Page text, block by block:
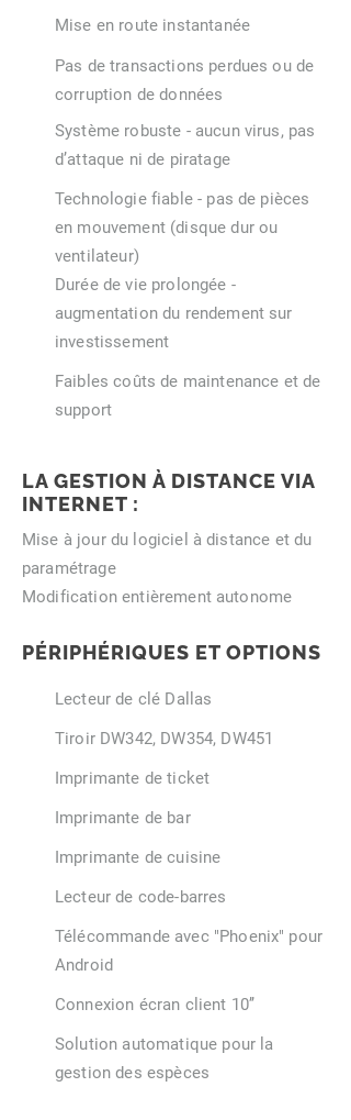
Mise en route instantanée
Pas de transactions perdues ou de
corruption de données
Système robuste - aucun virus, pas
d’attaque ni de piratage
Technologie fiable - pas de pièces
en mouvement (disque dur ou
ventilateur)
Durée de vie prolongée -
augmentation du rendement sur
investissement
Faibles coûts de maintenance et de
support
LA GESTION À DISTANCE VIA
INTERNET :
Mise à jour du logiciel à distance et du
paramétrage
Modification entièrement autonome
PÉRIPHÉRIQUES ET OPTIONS
Lecteur de clé Dallas
Tiroir DW342, DW354, DW451
Imprimante de ticket
Imprimante de bar
Imprimante de cuisine
Lecteur de code-barres
Télécommande avec "Phoenix" pour
Android
Connexion écran client 10’’
Solution automatique pour la
gestion des espèces